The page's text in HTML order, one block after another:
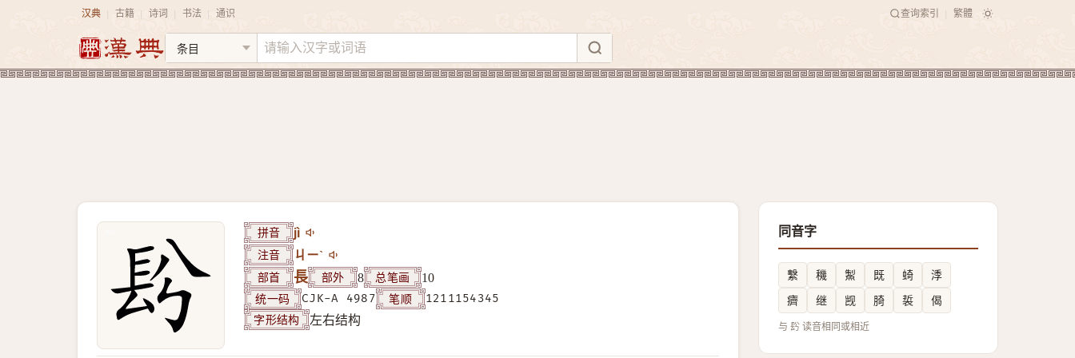
汉典 古籍 诗词 书法 通识 查询索引 繁體
拼音 jì
注音 ㄐㄧˋ
部首 長 部外 8 总笔画 10
统一码 CJK-A 4987 笔顺 1211154345
字形结构 左右结构
同音字
繫 穖 䱥 既 䗁
㳵
癠
继 觊 䐀 裚 偈
与 䦇 读音相同或相近